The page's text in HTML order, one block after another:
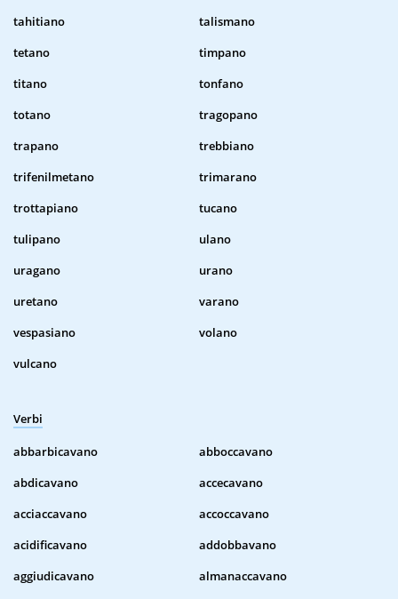
tahitiano
talismano
tetano
timpano
titano
tonfano
totano
tragopano
trapano
trebbiano
trifenilmetano
trimarano
trottapiano
tucano
tulipano
ulano
uragano
urano
uretano
varano
vespasiano
volano
vulcano
Verbi
abbarbicavano
abboccavano
abdicavano
accecavano
acciaccavano
accoccavano
acidificavano
addobbavano
aggiudicavano
almanaccavano